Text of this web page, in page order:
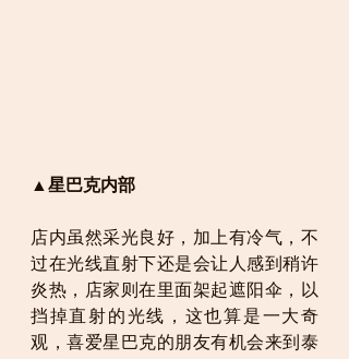
▲星巴克内部
店内虽然采光良好，加上有冷气，不
过在光线直射下还是会让人感到稍许
炎热，店家则在里面架起遮阳伞，以
挡掉直射的光线，这也算是一大奇
观，喜爱星巴克的朋友有机会来到泰